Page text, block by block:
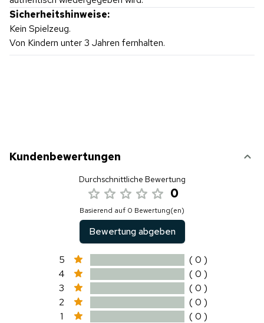
Sicherheitshinweise:
Kein Spielzeug.
Von Kindern unter 3 Jahren fernhalten.
Kundenbewertungen
Durchschnittliche Bewertung
0
Basierend auf 0 Bewertung(en)
Bewertung abgeben
5
( 0 )
4
( 0 )
3
( 0 )
2
( 0 )
1
( 0 )